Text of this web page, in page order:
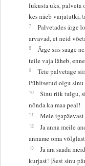
lukusta uks, palveta
kes näeb varjatutki,
7
Palvetades ärge
arvavad, et neid
8
Ärge siis saage
teile vaja läheb,
9
Teie palvetage
Pühitsetud olgu
10
Sinu riik tulgu,
nõnda ka maa peal!
11 Meie
12
Ja anna meile
anname oma
13
Ja ära saada
kurjast! [Sest sinu